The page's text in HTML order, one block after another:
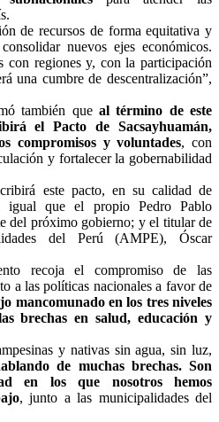
de recursos de forma equitativa y
nuevos ejes económicos.
con regiones y, con la participación
una cumbre de descentralización”,
también queal término de este
el Pacto de Sacsayhuamán,
compromisos y voluntades, con
y fortalecer la gobernabilidad
este pacto, en su calidad de
que el propio Pedro Pablo
del próximo gobierno; y el titular de
del Perú (AMPE), Óscar
recoja el compromiso de las
a las políticas nacionales a favor de
mancomunado en los tres niveles
brechas en salud, educación y
y nativas sin agua, sin luz,
de muchas brechas. Son
en los que nosotros hemos
, junto a las municipalidades del